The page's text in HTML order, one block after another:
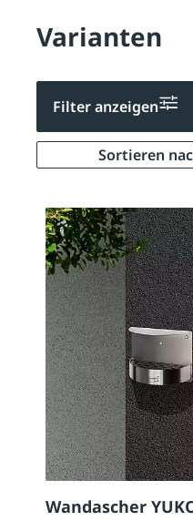
Varianten
Filter anzeigen
Wandascher